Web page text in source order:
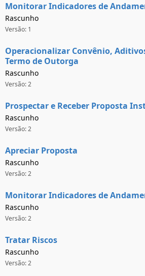
Monitorar Indicadores de
Rascunho
Versão: 1
Operacionalizar Convênio,
Termo de Outorga
Rascunho
Versão: 2
Prospectar e Receber Proposta
Rascunho
Versão: 2
Apreciar Proposta
Rascunho
Versão: 2
Monitorar Indicadores de
Rascunho
Versão: 2
Tratar Riscos
Rascunho
Versão: 2